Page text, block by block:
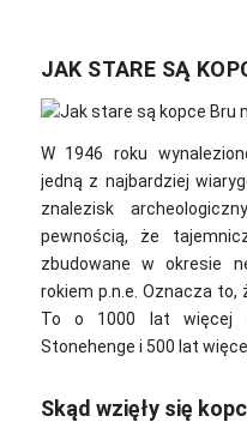
JAK STARE SĄ
W 1946 roku
jedną z najbardziej
znalezisk
pewnością, że
zbudowane w okresie
rokiem p.n.e. Oznacza to,
To o 1000 lat więcej
Stonehenge i 500 lat
Skąd wzięły się